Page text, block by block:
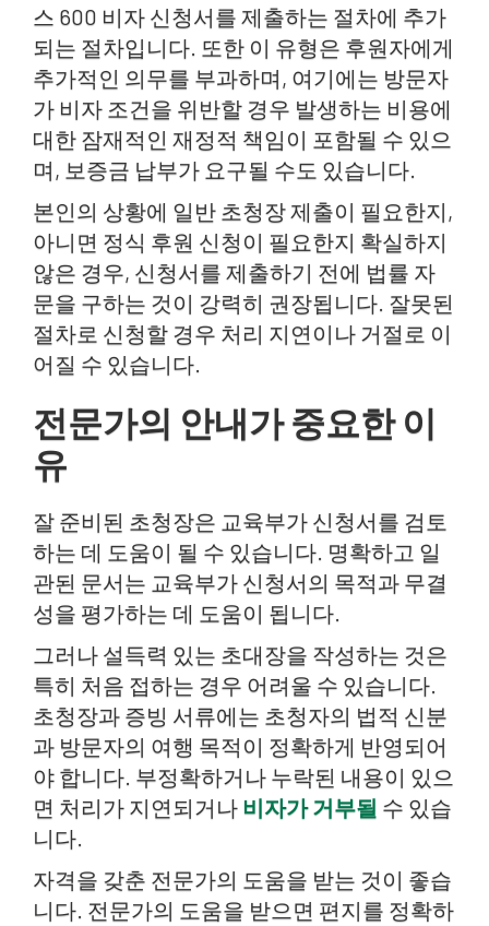
스 600 비자 신청서를 제출하는 절차에 추가
되는 절차입니다. 또한 이 유형은 후원자에게
추가적인 의무를 부과하며, 여기에는 방문자
가 비자 조건을 위반할 경우 발생하는 비용에
대한 잠재적인 재정적 책임이 포함될 수 있으
며, 보증금 납부가 요구될 수도 있습니다.
본인의 상황에 일반 초청장 제출이 필요한지,
아니면 정식 후원 신청이 필요한지 확실하지
않은 경우, 신청서를 제출하기 전에 법률 자
문을 구하는 것이 강력히 권장됩니다. 잘못된
절차로 신청할 경우 처리 지연이나 거절로 이
어질 수 있습니다.
전문가의 안내가 중요한 이
유
잘 준비된 초청장은 교육부가 신청서를 검토
하는 데 도움이 될 수 있습니다. 명확하고 일
관된 문서는 교육부가 신청서의 목적과 무결
성을 평가하는 데 도움이 됩니다.
그러나 설득력 있는 초대장을 작성하는 것은
특히 처음 접하는 경우 어려울 수 있습니다.
초청장과 증빙 서류에는 초청자의 법적 신분
과 방문자의 여행 목적이 정확하게 반영되어
야 합니다. 부정확하거나 누락된 내용이 있으
면 처리가 지연되거나 비자가 거부될 수 있습
니다.
자격을 갖춘 전문가의 도움을 받는 것이 좋습
니다. 전문가의 도움을 받으면 편지를 정확하